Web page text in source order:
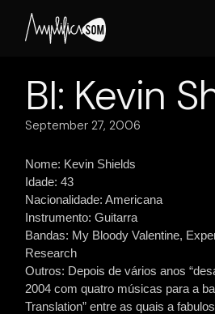
content
BI: Kevin
September 27, 2006
Nome: Kevin Shields
Idade: 43
Nacionalidade: Americana
Instrumento: Guitarra
Bandas: My Bloody Valentine,
Research
Outros: Depois de vários anos
2004 com quatro músicas para a
Translation” entre as quais a